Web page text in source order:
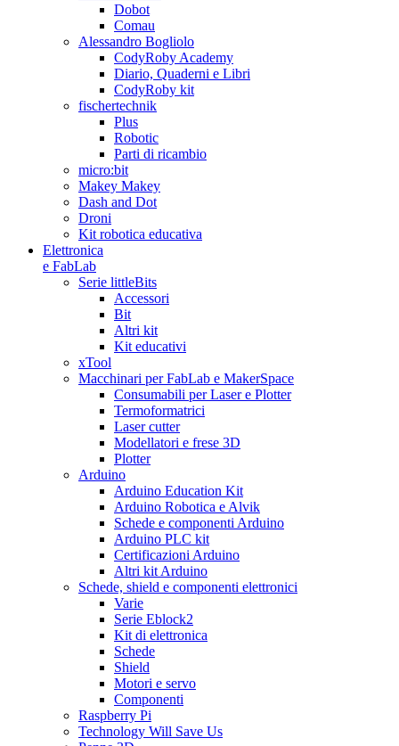
Dobot
Comau
Alessandro Bogliolo
CodyRoby Academy
Diario, Quaderni e Libri
CodyRoby kit
fischertechnik
Plus
Robotic
Parti di ricambio
micro:bit
Makey Makey
Dash and Dot
Droni
Kit robotica educativa
Elettronica
e FabLab
Serie littleBits
Accessori
Bit
Altri kit
Kit educativi
xTool
Macchinari per FabLab e MakerSpace
Consumabili per Laser e Plotter
Termoformatrici
Laser cutter
Modellatori e frese 3D
Plotter
Arduino
Arduino Education Kit
Arduino Robotica e Alvik
Schede e componenti Arduino
Arduino PLC kit
Certificazioni Arduino
Altri kit Arduino
Schede, shield e componenti elettronici
Varie
Serie Eblock2
Kit di elettronica
Schede
Shield
Motori e servo
Componenti
Raspberry Pi
Technology Will Save Us